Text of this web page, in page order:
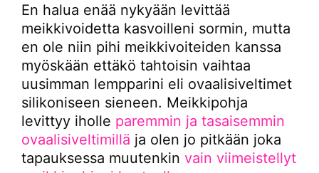
En halua enää nykyään levittää
meikkivoidetta kasvoilleni sormin, mutta
en ole niin pihi meikkivoiteiden kanssa
myöskään ettäkö tahtoisin vaihtaa
uusimman lempparini eli ovaalisiveltimet
silikoniseen sieneen. Meikkipohja
levittyy iholle paremmin ja tasaisemmin
ovaalisiveltimillä ja olen jo pitkään joka
tapauksessa muutenkin vain viimeistellyt